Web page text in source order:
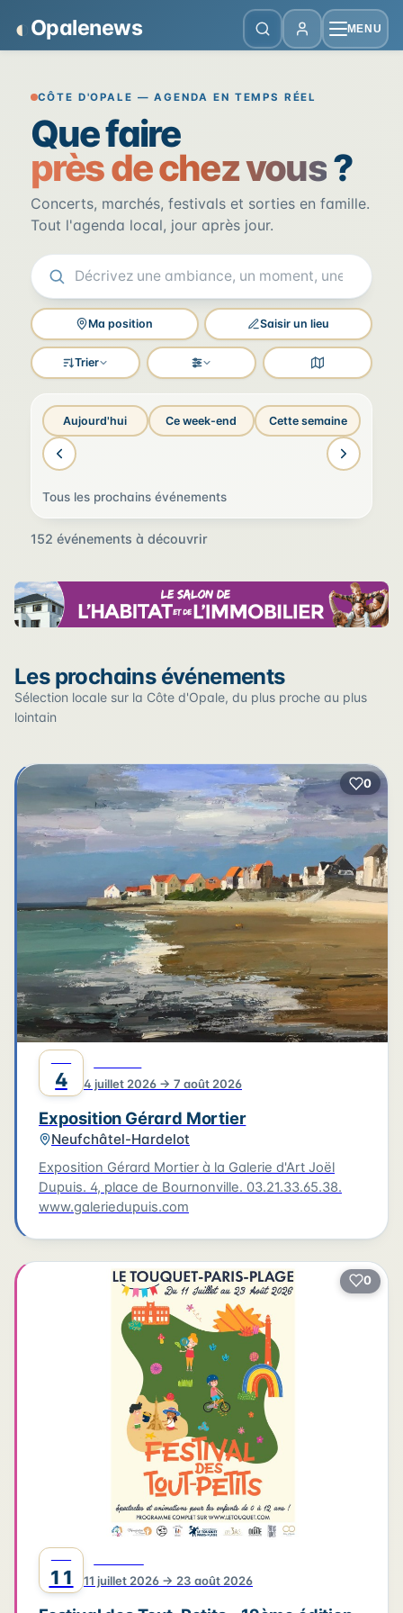
◐ Opalenews MENU
Opalenews — Événements de la
CÔTE D'OPALE — AGENDA EN TEMPS RÉEL
Que faire
près de chez vous?
Concerts, marchés, festivals et sorties en famille.
Tout l'agenda local, jour après jour.
Ma position Saisir un lieu
Trier Filtres Voir la carte
Aujourd'hui Ce week-end Cette semaine
Tous les prochains événements
152 événements à découvrir
Cliquez sur un pin pour voir l'événement — les lieux qui
en accueillent plusieurs sont regroupés.
3
2
2
4
12
2
2 3
6
17
22
2
2
3
2
+
−
Leaflet|©OpenStreetMap©CARTO
Les prochains événements
Sélection locale sur la Côte d'Opale, du plus proche au plus
lointain
0
4 4 juillet 2026 → 7 août 2026
Exposition Gérard Mortier
Neufchâtel-Hardelot
Exposition Gérard Mortier à la Galerie d'Art Joël
Dupuis. 4, place de Bournonville. 03.21.33.65.38.
www.galeriedupuis.com
0
11 11 juillet 2026 → 23 août 2026